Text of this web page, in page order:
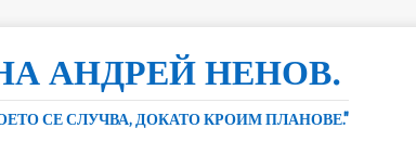
АНДРЕЙ НЕНОВ.
СЕ СЛУЧВА, ДОКАТО КРОИМ ПЛАНОВЕ."